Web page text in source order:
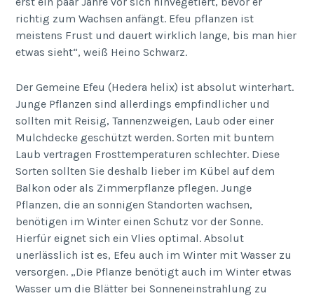
richtig zum Wachsen anfängt. Efeu pflanzen ist
meistens Frust und dauert wirklich lange, bis man hier
etwas sieht“, weiß Heino Schwarz.
Der Gemeine Efeu (Hedera helix) ist absolut winterhart.
Junge Pflanzen sind allerdings empfindlicher und
sollten mit Reisig, Tannenzweigen, Laub oder einer
Mulchdecke geschützt werden. Sorten mit buntem
Laub vertragen Frosttemperaturen schlechter. Diese
Sorten sollten Sie deshalb lieber im Kübel auf dem
Balkon oder als Zimmerpflanze pflegen. Junge
Pflanzen, die an sonnigen Standorten wachsen,
benötigen im Winter einen Schutz vor der Sonne.
Hierfür eignet sich ein Vlies optimal. Absolut
unerlässlich ist es, Efeu auch im Winter mit Wasser zu
versorgen. „Die Pflanze benötigt auch im Winter etwas
Wasser um die Blätter bei Sonneneinstrahlung zu